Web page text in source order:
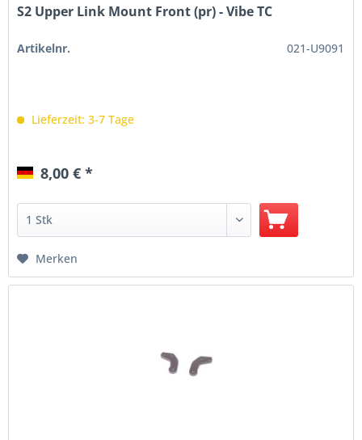
S2 Upper Link Mount Front (pr) - Vibe TC
Artikelnr. 021-U9091
Lieferzeit: 3-7 Tage
8,00 € *
Merken